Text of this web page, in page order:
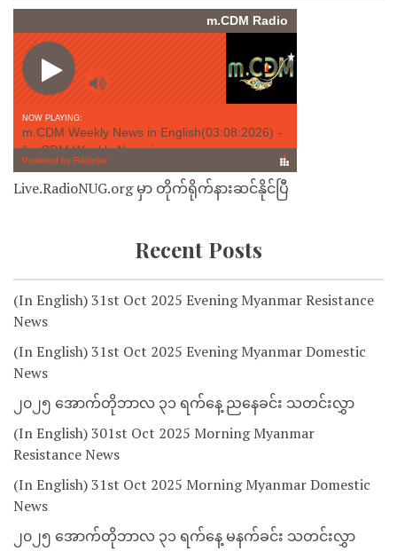
Live.RadioNUG.org မှာ တိုက်ရိုက်နားဆင်နိုင်ပြီ
Recent Posts
(In English) 31st Oct 2025 Evening Myanmar Resistance
News
(In English) 31st Oct 2025 Evening Myanmar Domestic
News
၂၀၂၅ အောက်တိုဘာလ ၃၁ ရက်နေ့ ညနေခင်း သတင်းလွှာ
(In English) 301st Oct 2025 Morning Myanmar
Resistance News
(In English) 31st Oct 2025 Morning Myanmar Domestic
News
၂၀၂၅ အောက်တိုဘာလ ၃၁ ရက်နေ့ မနက်ခင်း သတင်းလွှာ